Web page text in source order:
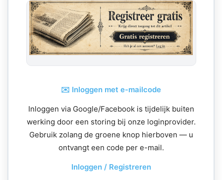
✉️ Inloggen met e-mailcode
Inloggen via Google/Facebook is tijdelijk buiten
werking door een storing bij onze loginprovider.
Gebruik zolang de groene knop hierboven — u
ontvangt een code per e-mail.
Inloggen / Registreren